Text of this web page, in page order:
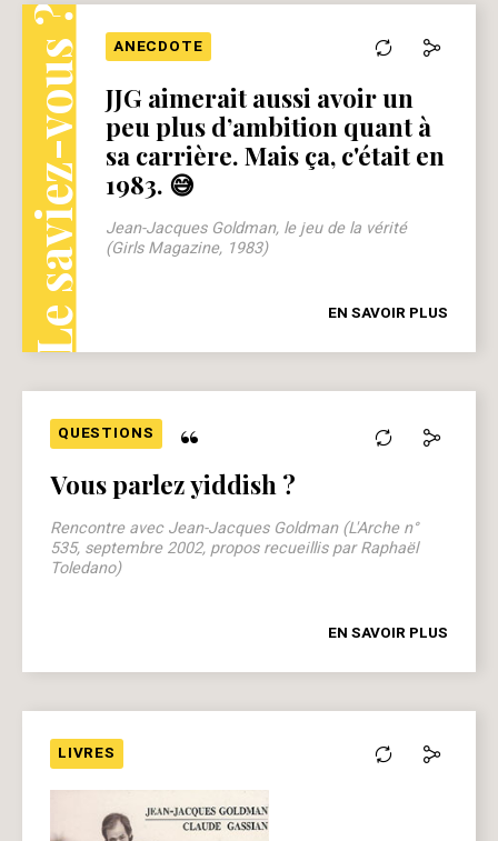
Le saviez-vous ? ANECDOTE
JJG aimerait aussi avoir un
peu plus d’ambition quant à
sa carrière. Mais ça, c'était en
1983. 😅
Jean-Jacques Goldman, le jeu de la vérité
(Girls Magazine, 1983)
EN SAVOIR PLUS
QUESTIONS “
Vous parlez yiddish ?
Rencontre avec Jean-Jacques Goldman (L'Arche n°
535, septembre 2002, propos recueillis par Raphaël
Toledano)
EN SAVOIR PLUS
LIVRES